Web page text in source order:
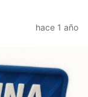
hace 1 año